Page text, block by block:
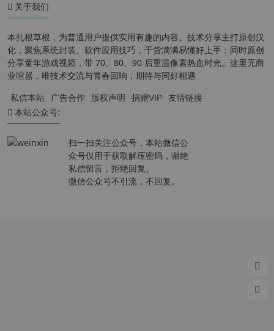
关于我们
本扎根草根，为普通用户提供实用有趣的内容。技术分享主打原创汉
化，聚焦系统封装、软件应用技巧，干货满满易懂好上手；同时原创
分享童年游戏视频，带 70、80、90 后重温像素热血时光。这里无商
业喧嚣，唯技术交流与青春回响，期待与同好相遇
私信本站 广告合作 版权声明 捐赠VIP 友情链接
本站公众号:
扫一扫关注公众号，本站微信公
众号仅用于获取解压密码，谢绝
私信留言，拒绝回复。
微信公众号不引流，不回复。